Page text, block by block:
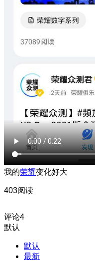
我的荣耀变化好大
403阅读
评论4
默认
默认
最新